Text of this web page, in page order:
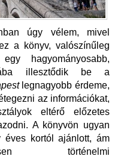
úgy vélem, mivel
a könyv, valószínűleg
hagyományosabb,
illesztődik be a
legnagyobb érdeme,
az információkat,
eltérő előzetes
A könyvön ugyan
éves kortól ajánlott, ám
történelmi